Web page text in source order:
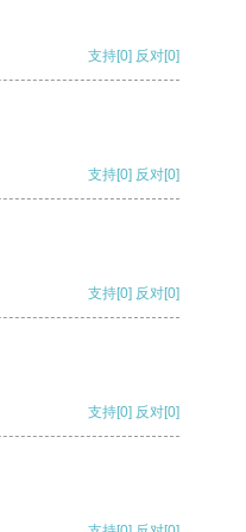
支持[0] 反对[0]
支持[0] 反对[0]
支持[0] 反对[0]
支持[0] 反对[0]